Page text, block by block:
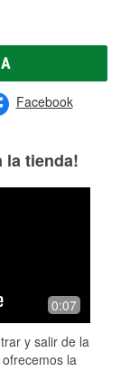
Facebook
la tienda!
0:07
y salir de la
la